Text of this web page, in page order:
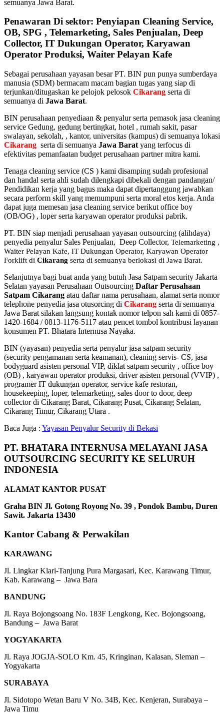
semuanya Jawa Barat.
Penawaran Di sektor: Penyiapan Cleaning Service,
OB, SPG , Telemarketing, Sales Penjualan, Deep
Collector, IT Dukungan Operator, Karyawan
Operator Produksi, Waiter Pelayan Kafe
Sebagai perusahaan yayasan besar PT. BIN pun punya sumberdaya
manusia (SDM) bermacam macam bagian tugas yang siap di
terjunkan/ditugaskan ke pelojok pelosok Cikarang serta di
semuanya di Jawa Barat.
BIN perusahaan penyediaan & penyalur serta pemasok jasa cleaning
service Gedung, gedung bertingkat, hotel , rumah sakit, pasar
swalayan, sekolah, , kantor, universitas (kampus) di semuanya lokasi
Cikarang serta di semuanya Jawa Barat yang terfocus di
efektivitas pemanfaatan budget perusahaan partner mitra kami.
Tenaga cleaning service (CS ) kami disamping sudah profesional
dan handal serta ahli sudah dilengkapi dibekali dengan pandangan/
Pendidikan kerja yang bagus maka dapat dipertanggung jawabkan
secara perform skill yang memumpuni serta moral etos kerja. Anda
dapat juga memesan jasa cleaning service berikut office boy
(OB/OG) , loper serta karyawan operator produksi pabrik.
PT. BIN siap menjadi perusahaan yayasan outsourcing (alihdaya)
penyedia penyalur Sales Penjualan, Deep Collector, Telemarketing ,
Waiter Pelayan Kafe, IT Dukungan Operator, Karyawan Operator
Forklift di Cikarang serta di semuanya berlokasi di Jawa Barat.
Selanjutnya bagi buat anda yang butuh Jasa Satpam security Jakarta
Selatan yayasan Perusahaan Outsourcing Daftar Perusahaan
Satpam Cikarang atau daftar nama perusahaan, alamat serta nomor
telephone penyedia jasa otusorcing di Cikarang serta di semuanya
Jawa Barat silakan langsung kontak nomor telpon sah kami di 0857-
1420-1684 / 0813-1176-5117 atau pencet tombol kontribusi layanan
konsumen PT. Bhatara Internusa Nayaka.
BIN (yayasan) penyedia serta penyalur jasa satpam security
(security pengamanan serta keamanan), cleaning servis- CS, jasa
bodyguard asisten personal VIP, diklat satpam security , office boy
(OB) , karyawan operator produksi, driver asisten personal (VVIP) ,
programer IT dukungan operator, service kafe restoran,
housekeeping, loper, telemarketing, sales door to door, deep
collector di Cikarang Barat, Cikarang Pusat, Cikarang Selatan,
Cikarang Timur, Cikarang Utara .
Baca Juga : Yayasan Penyalur Security di Bekasi
PT. BHATARA INTERNUSA MELAYANI JASA
OUTSOURCING SECURITY KE SELURUH
INDONESIA
ALAMAT KANTOR PUSAT
Graha BIN Jl. Gotong Royong No. 39 , Pondok Bambu, Duren
Sawit. Jakarta 13430
Kantor Cabang & Perwakilan
KARAWANG
Jl. Lingkar Klari-Tanjung Pura Margasari, Kec. Karawang Timur,
Kab. Karawang – Jawa Bara
BANDUNG
Jl. Raya Bojongsoang No. 183F Lengkong, Kec. Bojongsoang,
Bandung – Jawa Barat
YOGYAKARTA
Jl. Raya JOGJA-SOLO Km. 45, Kringinan, Kalasan, Sleman –
Yogyakarta
SURABAYA
Jl. Sidotopo Wetan Baru V No. 34B, Kec. Kenjeran, Surabaya –
Jawa Timu